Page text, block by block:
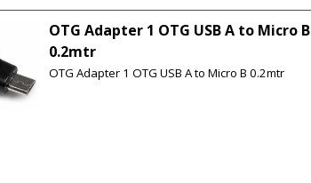
OTG Adapter 1 OTG USB A to Micro B
0.2mtr
OTG Adapter 1 OTG USB A to Micro B 0.2mtr